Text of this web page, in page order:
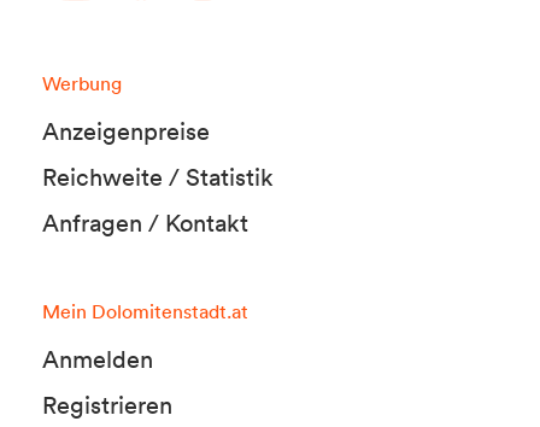
Werbung
Anzeigenpreise
Reichweite / Statistik
Anfragen / Kontakt
Mein Dolomitenstadt.at
Anmelden
Registrieren